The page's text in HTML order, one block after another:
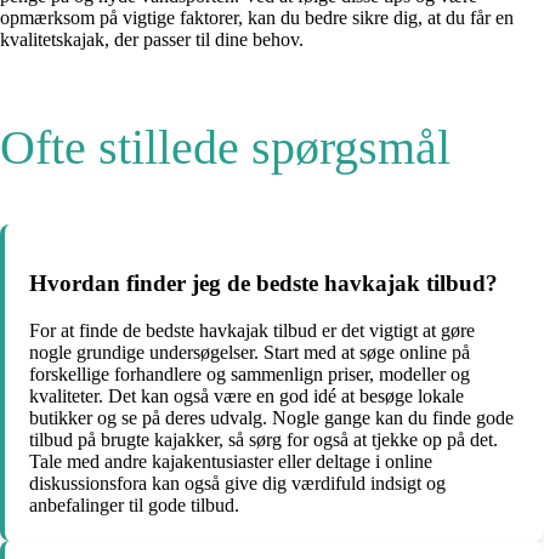
opmærksom på vigtige faktorer, kan du bedre sikre dig, at du får en
kvalitetskajak, der passer til dine behov.
Ofte stillede spørgsmål
Hvordan finder jeg de bedste havkajak tilbud?
For at finde de bedste havkajak tilbud er det vigtigt at gøre
nogle grundige undersøgelser. Start med at søge online på
forskellige forhandlere og sammenlign priser, modeller og
kvaliteter. Det kan også være en god idé at besøge lokale
butikker og se på deres udvalg. Nogle gange kan du finde gode
tilbud på brugte kajakker, så sørg for også at tjekke op på det.
Tale med andre kajakentusiaster eller deltage i online
diskussionsfora kan også give dig værdifuld indsigt og
anbefalinger til gode tilbud.